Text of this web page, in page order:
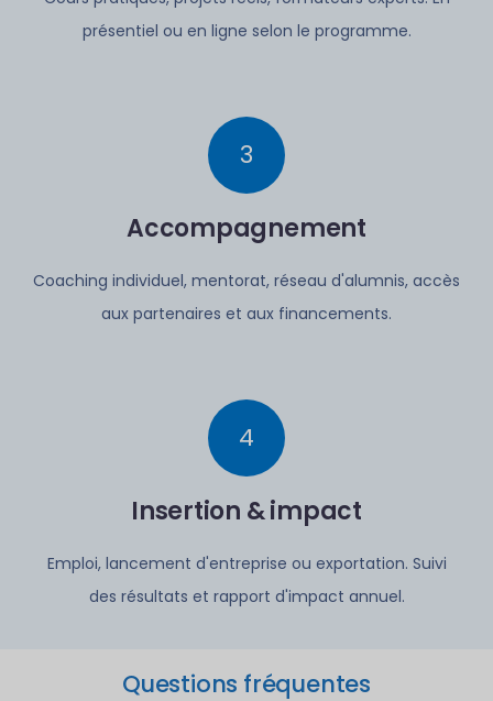
présentiel ou en ligne selon le programme.
3
Accompagnement
Coaching individuel, mentorat, réseau d'alumnis, accès
aux partenaires et aux financements.
4
Insertion & impact
Emploi, lancement d'entreprise ou exportation. Suivi
des résultats et rapport d'impact annuel.
Questions fréquentes